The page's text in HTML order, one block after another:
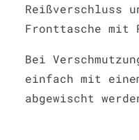
Reißverschluss
Fronttasche mit
Bei
einfach mit
abgewischt